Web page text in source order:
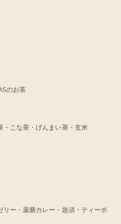
のお茶
・こな茶・げんまい茶・玄米
ー・薬膳カレー・急須・ティーボ